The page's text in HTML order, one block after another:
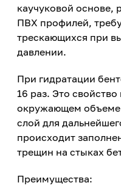
каучуковой основе,
ПВХ профилей,
трескающихся при
давлении.
При гидратации
16 раз. Это
окружающем объеме
слой для
происходит
трещин на стыках
Преимущества: